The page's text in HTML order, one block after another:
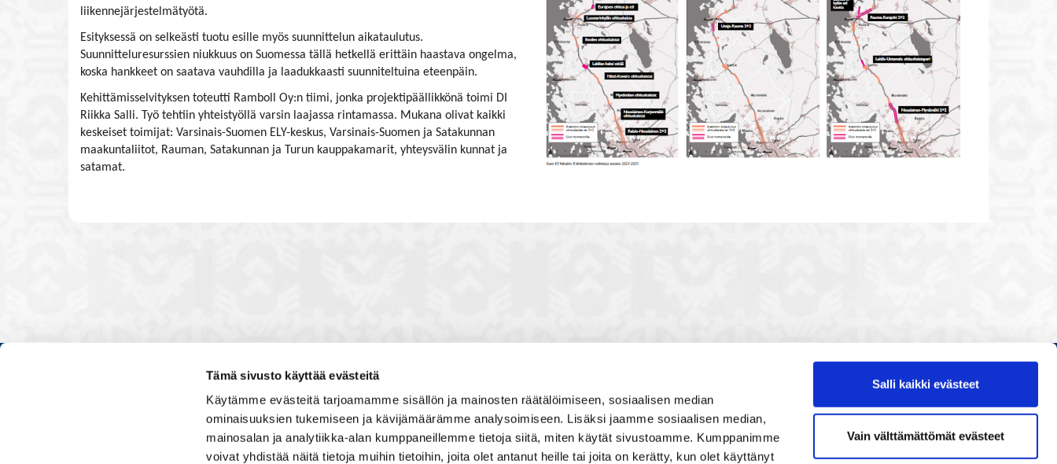
Tämä sivusto käyttää evästeitä
Käytämme evästeitä tarjoamamme sisällön ja mainosten räätälöimiseen, sosiaalisen median
ominaisuuksien tukemiseen ja kävijämäärämme analysoimiseen. Lisäksi jaamme sosiaalisen median,
mainosalan ja analytiikka-alan kumppaneillemme tietoja siitä, miten käytät sivustoamme. Kumppanimme
voivat yhdistää näitä tietoja muihin tietoihin, joita olet antanut heille tai joita on kerätty, kun olet käyttänyt
Salli kaikki evästeet
Vain välttämättömät evästeet
liikennejärjestelmätyötä.
Esityksessä on selkeästi tuotu esille myös suunnittelun aikataulutus.
Suunnitteluresurssien niukkuus on Suomessa tällä hetkellä erittäin haastava ongelma,
koska hankkeet on saatava vauhdilla ja laadukkaasti suunniteltuina eteenpäin.
Kehittämisselvityksen toteutti Ramboll Oy:n tiimi, jonka projektipäällikkönä toimi DI
Riikka Salli. Työ tehtiin yhteistyöllä varsin laajassa rintamassa. Mukana olivat kaikki
keskeiset toimijat: Varsinais-Suomen ELY-keskus, Varsinais-Suomen ja Satakunnan
maakuntaliitot, Rauman, Satakunnan ja Turun kauppakamarit, yhteysvälin kunnat ja
satamat.
luontevasti kollegoidesi kanssa, solmit kiinnostavia kontakteja
ja vaikutat elinkeinoelämän toimintaedellytyksiin yhdessä
muiden yritysjohtajien kanssa. Olet mukana joukossa, joka
uskoo tulevaisuuteen, ajattelee isosti ja kehittää jatkuvasti
Valtakatu 6, 28100 Pori
Avoinna ma - pe 8.30 - 15.30.
Painopisteet